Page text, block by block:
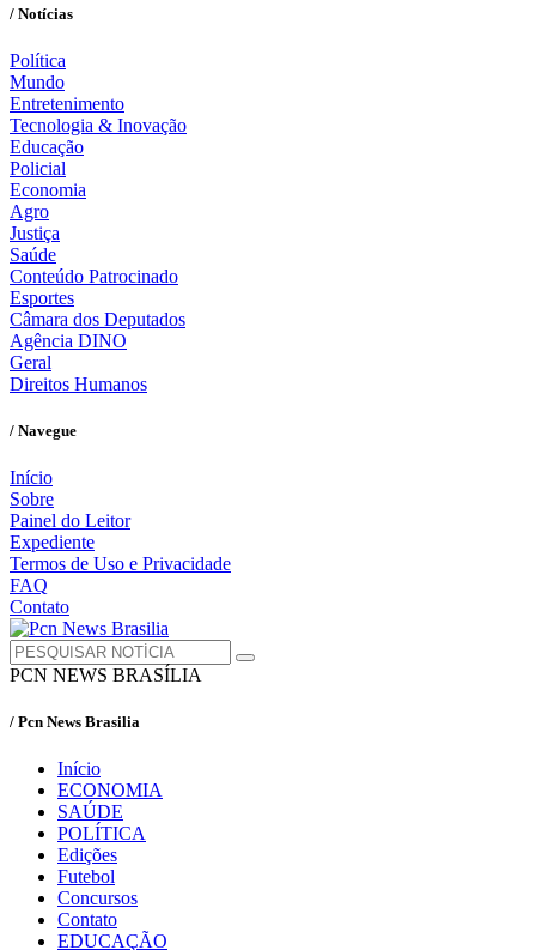
/ Notícias
Política
Mundo
Entretenimento
Tecnologia & Inovação
Educação
Policial
Economia
Agro
Justiça
Saúde
Conteúdo Patrocinado
Esportes
Câmara dos Deputados
Agência DINO
Geral
Direitos Humanos
/ Navegue
Início
Sobre
Painel do Leitor
Expediente
Termos de Uso e Privacidade
FAQ
Contato
PCN NEWS BRASÍLIA
/ Pcn News Brasilia
Início
ECONOMIA
SAÚDE
POLÍTICA
Edições
Futebol
Concursos
Contato
EDUCAÇÃO